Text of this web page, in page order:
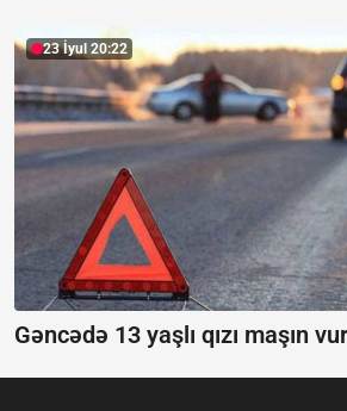
23 İyul 20:22
Gəncədə 13 yaşlı qızı maşın